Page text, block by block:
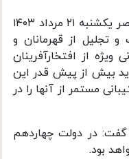
به گزارش پایگاه اطلاع رسانی ریاست جمهوری، مسعود پزشکیان در جلسه عصر یکشنبه ۲۱ مرداد ۱۴۰۳
از قهرمانان و
از افتخارآفرینان
بیش از پیش قدر این
مستمر از آنها را در
در دولت چهاردهم
بود.